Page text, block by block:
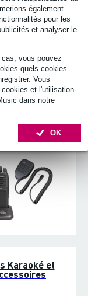
également
pour les
et analyser le
vous pouvez
quels cookies
Vous
et l'utilisation
dans notre
OK
Karaoké et